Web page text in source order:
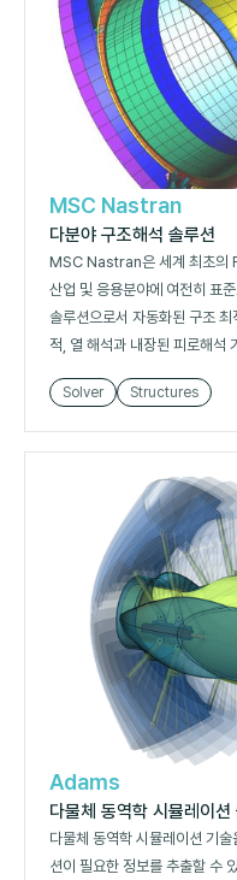
MSC Nastran
다분야 구조해석 솔루션
MSC Nastran은 세계 최초의
산업 및 응용분야에 여전히 표
솔루션으로서 자동화된 구조
적, 열 해석과 내장된 피로해석
Solver Structures
Adams
다물체 동역학 시뮬레이션
다물체 동역학 시뮬레이션 기
션이 필요한 정보를 추출할 수